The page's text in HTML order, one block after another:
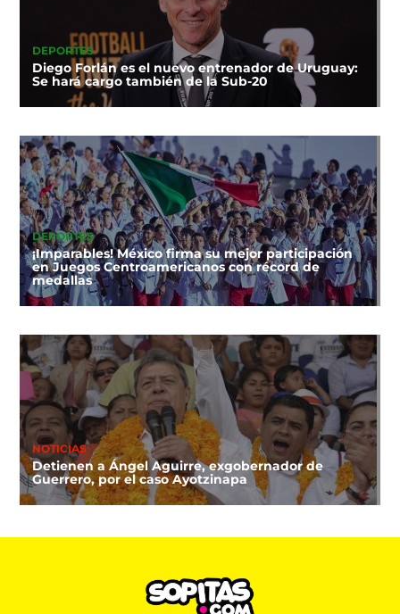
DEPORTES
Diego Forlán es el nuevo entrenador de Uruguay:
Se hará cargo también de la Sub-20
DEPORTES
¡Imparables! México firma su mejor participación
en Juegos Centroamericanos con récord de
medallas
NOTICIAS
Detienen a Ángel Aguirre, exgobernador de
Guerrero, por el caso Ayotzinapa